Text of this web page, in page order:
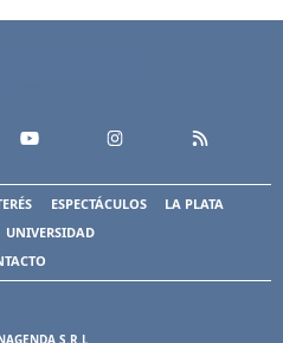
ESPECTÁCULOS
LA PLATA
UNIVERSIDAD